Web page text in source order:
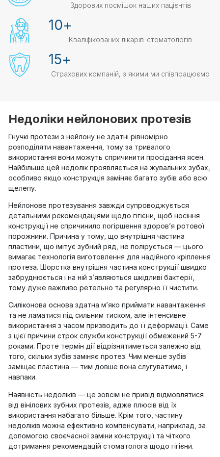
Здорових посмішок наших пацієнтів
Кваліфікованих лікарів-стоматологів
10+
Страхових компаній, з якими ми співпрацюємо
15+
Недоліки нейлонових протезів
Гнучкі протези з нейлону не здатні рівномірно
розподіляти навантаження, тому за тривалого
використання вони можуть спричинити просідання ясен.
Найбільше цей недолік проявляється на жувальних зубах,
особливо якщо конструкція заміняє багато зубів або всю
щелепу.
Нейлонове протезування завжди супроводжується
детальними рекомендаціями щодо гігієни, щоб носіння
конструкції не спричинило погіршення здоров’я ротової
порожнини. Причина у тому, що внутрішня частина
пластини, що імітує зубний ряд, не полірується — цього
вимагає технологія виготовлення для надійного кріплення
протеза. Шорстка внутрішня частина конструкції швидко
забруднюється і на ній з’являються шкідливі бактерії,
тому дуже важливо ретельно та регулярно її чистити.
Силіконова основа здатна м’яко приймати навантаження
та не ламатися під сильним тиском, але інтенсивне
використання з часом призводить до її деформації. Саме
з цієї причини строк служби конструкції обмежений 5-7
роками. Проте термін дії відрізнятиметься залежно від
того, скільки зубів заміняє протез. Чим менше зубів
заміщає пластина — тим довше вона слугуватиме, і
навпаки.
Наявність недоліків — це зовсім не привід відмовлятися
від вінілових зубних протезів, адже плюсів від їх
використання набагато більше. Крім того, частину
недоліків можна ефективно компенсувати, наприклад, за
допомогою своєчасної заміни конструкції та чіткого
дотримання рекомендацій стоматолога щодо гігієни.